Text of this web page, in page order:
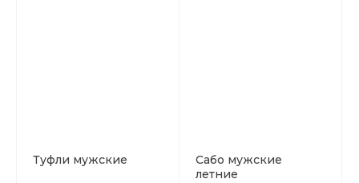
Туфли мужские
Сабо мужские
летние